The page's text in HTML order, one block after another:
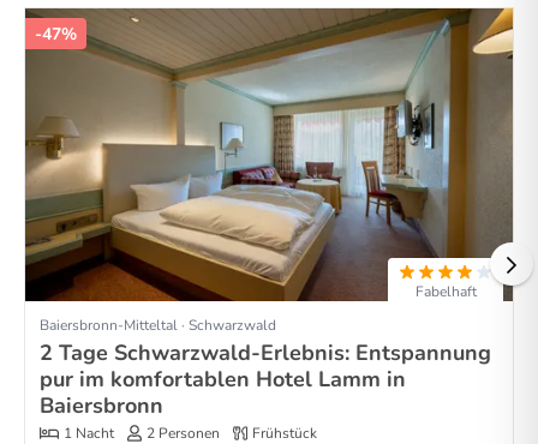
-47%
Fabelhaft
Baiersbronn-Mitteltal · Schwarzwald
2 Tage Schwarzwald-Erlebnis: Entspannung
pur im komfortablen Hotel Lamm in
Baiersbronn
1 Nacht 2 Personen Frühstück